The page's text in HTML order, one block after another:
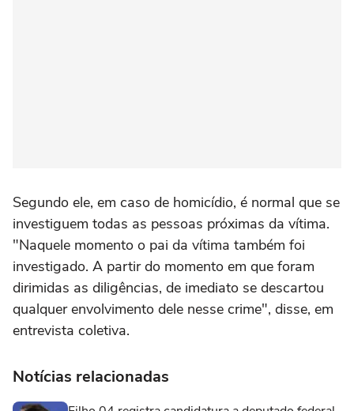
Segundo ele, em caso de homicídio, é normal que se
investiguem todas as pessoas próximas da vítima.
"Naquele momento o pai da vítima também foi
investigado. A partir do momento em que foram
dirimidas as diligências, de imediato se descartou
qualquer envolvimento dele nesse crime", disse, em
entrevista coletiva.
Notícias relacionadas